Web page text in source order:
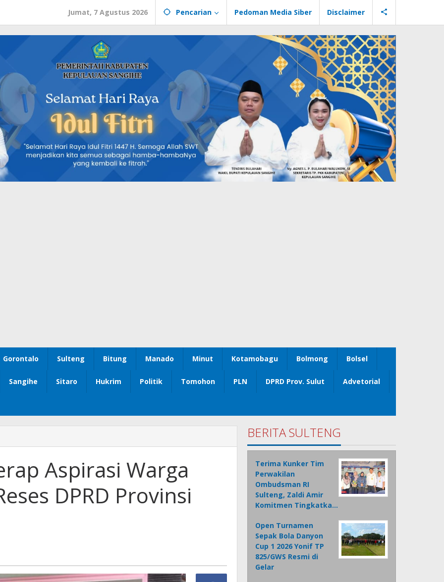
Jumat, 7 Agustus 2026 Pencarian Pedoman Media Siber Disclaimer
Gorontalo Sulteng Bitung Manado Minut Kotamobagu Bolmong Bolsel
Sangihe Sitaro Hukrim Politik Tomohon PLN DPRD Prov. Sulut Advetorial
Aspirasi Warga
DPRD Provinsi
BERITA SULTENG
Terima Kunker Tim
Perwakilan
Ombudsman RI
Sulteng, Zaldi Amir
Komitmen Tingkatka…
Open Turnamen
Sepak Bola Danyon
Cup 1 2026 Yonif TP
825/GWS Resmi di
Gelar